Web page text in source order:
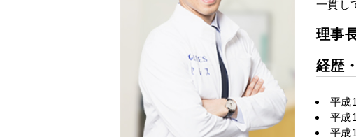
一貫し
理事
経歴
平成
平成
平成